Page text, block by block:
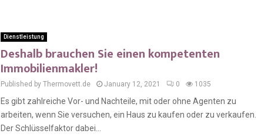
Dienstleistung
Deshalb brauchen Sie einen kompetenten
Immobilienmakler!
Published by Thermovett.de January 12, 2021 0 1035
Es gibt zahlreiche Vor- und Nachteile, mit oder ohne Agenten zu
arbeiten, wenn Sie versuchen, ein Haus zu kaufen oder zu verkaufen.
Der Schlüsselfaktor dabei...